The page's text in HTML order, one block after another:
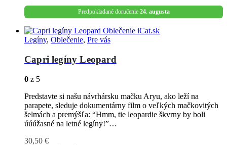
Predpokladané doručenie 24. augusta
Legíny, Oblečenie, Pre vás
Capri legíny Leopard
0 z 5
Predstavte si našu návrhársku mačku Aryu, ako leží na
parapete, sleduje dokumentárny film o veľkých mačkovitých
šelmách a premýšľa: “Hmm, tie leopardie škvrny by boli
úúúžasné na letné legíny!”…
30,50 €